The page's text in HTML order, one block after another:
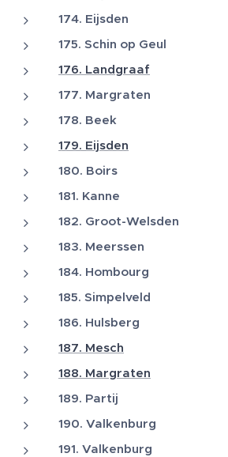
174. Eijsden
175. Schin op Geul
176. Landgraaf
177. Margraten
178. Beek
179. Eijsden
180. Boirs
181. Kanne
182. Groot-Welsden
183. Meerssen
184. Hombourg
185. Simpelveld
186. Hulsberg
187. Mesch
188. Margraten
189. Partij
190. Valkenburg
191. Valkenburg